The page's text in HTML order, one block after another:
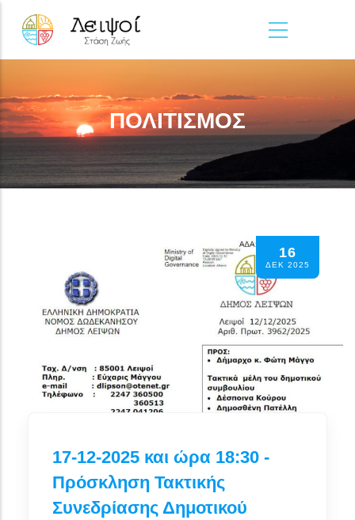
ΠΟΛΙΤΙΣΜΟΣ
16
ΔΕΚ 2025
17-12-2025 και ώρα 18:30 -
Πρόσκληση Τακτικής
Συνεδρίασης Δημοτικού